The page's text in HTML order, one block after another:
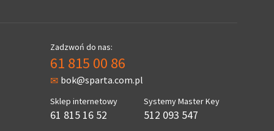
Zadzwoń do nas:
61 815 00 86
bok@sparta.com.pl
Sklep internetowy
61 815 16 52
Systemy Master Key
512 093 547